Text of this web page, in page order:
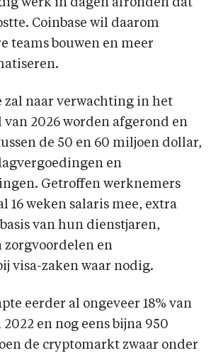
werk in dagen afronden dat
Coinbase wil daarom
teams bouwen en meer
zal naar verwachting in het
2026 worden afgerond en
de 50 en 60 miljoen dollar,
en
Getroffen werknemers
16 weken salaris mee, extra
van hun dienstjaren,
en
visa-zaken waar nodig.
eerder al ongeveer 18% van
en nog eens bijna 950
de cryptomarkt zwaar onder